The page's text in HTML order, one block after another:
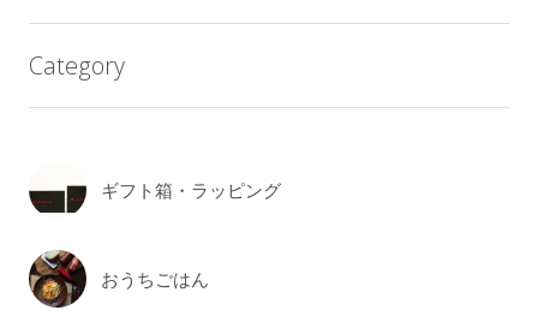
Category
ギフト箱・ラッピング
おうちごはん